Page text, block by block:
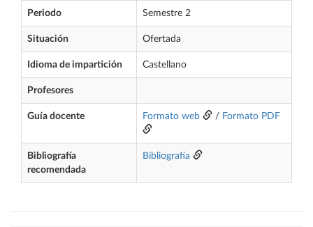
Periodo Semestre 2
Situación Ofertada
Idioma de impartición Castellano
Profesores
Guía docente Formato web / Formato PDF
Bibliografía
recomendada
Bibliografía